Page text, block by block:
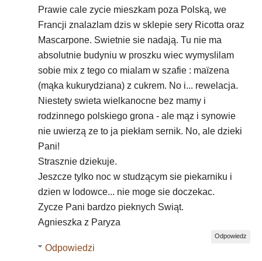
Prawie cale zycie mieszkam poza Polską, we
Francji znalazlam dzis w sklepie sery Ricotta oraz
Mascarpone. Swietnie sie nadają. Tu nie ma
absolutnie budyniu w proszku wiec wymyslilam
sobie mix z tego co mialam w szafie : maïzena
(mąka kukurydziana) z cukrem. No i... rewelacja.
Niestety swieta wielkanocne bez mamy i
rodzinnego polskiego grona - ale mąz i synowie
nie uwierzą ze to ja piekłam sernik. No, ale dzieki
Pani!
Strasznie dziekuje.
Jeszcze tylko noc w studzącym sie piekarniku i
dzien w lodowce... nie moge sie doczekac.
Zycze Pani bardzo pieknych Swiąt.
Agnieszka z Paryza
Odpowiedz
Odpowiedzi